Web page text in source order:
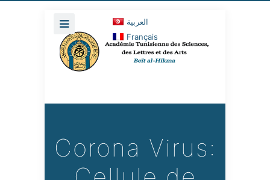
العربية
Français
Corona Virus: